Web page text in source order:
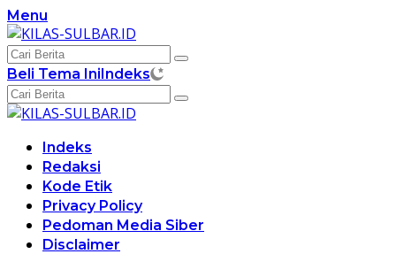
Langsung
ke
konten
Menu
Beli Tema IniIndeks
Indeks
Redaksi
Kode Etik
Privacy Policy
Pedoman Media Siber
Disclaimer